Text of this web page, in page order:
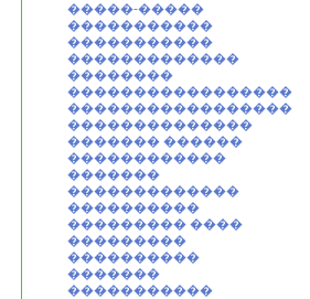
�����-�����
�����������
�����������
�������������
��������
�����������������
�����������������
��������������
������� ������
������������
�������
�������������
����������
��������� ����
���������
����������
�������
�����������